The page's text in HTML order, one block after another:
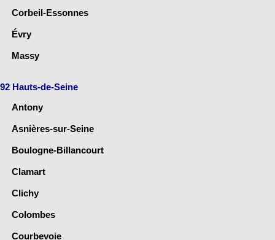
Corbeil-Essonnes
Évry
Massy
92 Hauts-de-Seine
Antony
Asnières-sur-Seine
Boulogne-Billancourt
Clamart
Clichy
Colombes
Courbevoie